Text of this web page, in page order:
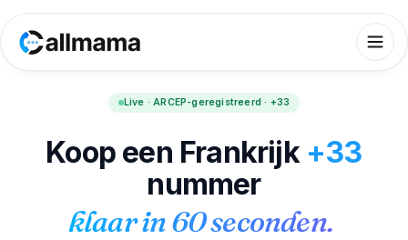
Live · ARCEP-geregistreerd · +33
Koop een Frankrijk +33
nummer
klaar in 60 seconden.